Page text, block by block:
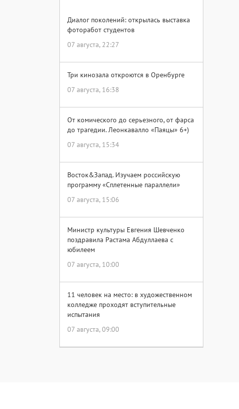
Диалог поколений: открылась выставка
фоторабот студентов
07 августа, 22:27
Три кинозала откроются в Оренбурге
07 августа, 16:38
От комического до серьезного, от фарса
до трагедии. Леонкавалло «Паяцы» 6+)
07 августа, 15:34
Восток&Запад. Изучаем российскую
программу «Сплетенные параллели»
07 августа, 15:06
Министр культуры Евгения Шевченко
поздравила Растама Абдуллаева с
юбилеем
07 августа, 10:00
11 человек на место: в художественном
колледже проходят вступительные
испытания
07 августа, 09:00